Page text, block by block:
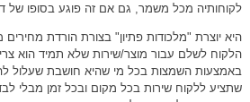
לקוחותיה מכל משמר, גם אם זה פוגע בסופו של
היא יוצרת "מלכודות פתיון" בצורת הורדת
הלקוח לשלם עבור מוצר/שירות שלא תמיד הוא
באמצעות השמצות בכל מי שהיא חושבת שעלול
שתציע ללקוח שירות בכל מקום ובכל זמן מבלי